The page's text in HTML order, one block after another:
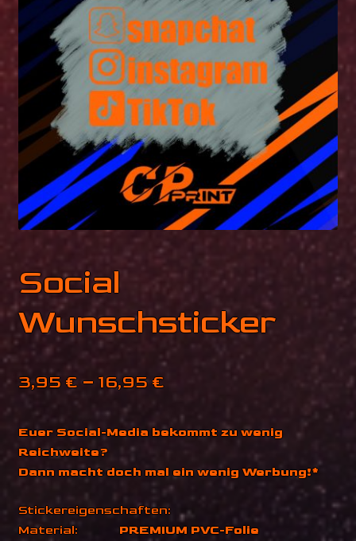
Mein Konto
Fotokiste
Social
Wunschsticker
3,95€ –16,95€Preisspanne:
3,95 €
bis
16,95 €
Euer Social-Media bekommt zu wenig
Reichweite?
Dann macht doch mal ein wenig Werbung!*
Stickereigenschaften:
Material: PREMIUM PVC-Folie